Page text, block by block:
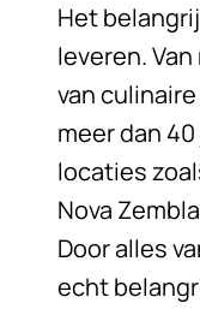
Het
leveren.
van
meer dan
locaties
Nova
Door alles
echt